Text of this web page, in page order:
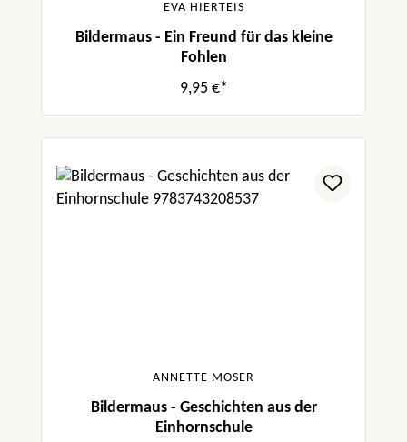
EVA HIERTEIS
Bildermaus - Ein Freund für das kleine
Fohlen
9,95 €*
ANNETTE MOSER
Bildermaus - Geschichten aus der
Einhornschule